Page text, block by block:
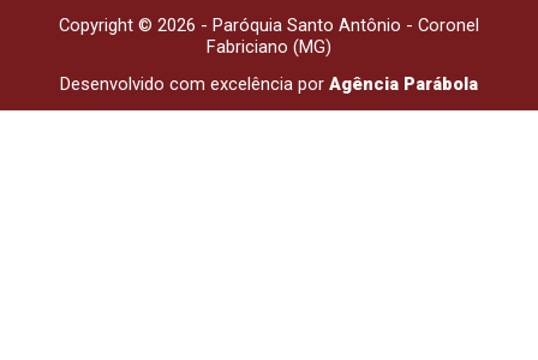
Copyright © 2026 - Paróquia Santo Antônio - Coronel
Fabriciano (MG)
Desenvolvido com excelência por Agência Parábola